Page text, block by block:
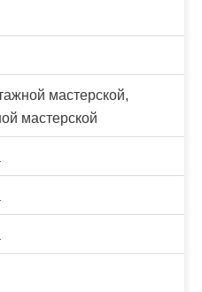
мастерской,
мастерской